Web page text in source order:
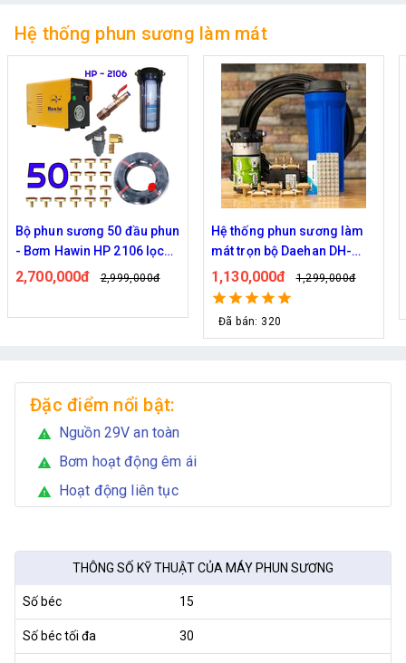
Hệ thống phun sương làm mát
50 đầu phun
HP 2106 lọc
2,999,000đ
Hệ thống phun sương làm
mát trọn bộ Daehan DH-
6017 20 béc
1,130,000đ 1,299,000đ
Đã bán: 320
Bộ phun
Haita HP-
dây )
2,000,000đ
Đặc điểm nổi bật:
warning Nguồn 29V an toàn
warning Bơm hoạt động êm ái
warning Hoạt động liên tục
THÔNG SỐ KỸ THUẬT CỦA MÁY PHUN SƯƠNG
Số béc 15
Số béc tối đa 30